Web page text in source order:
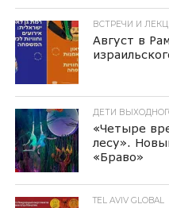
ВСТРЕЧИ И
Август в
ДЕТИ
«Четыре
лесу».
«Браво»
TEL AVIV GLOBAL